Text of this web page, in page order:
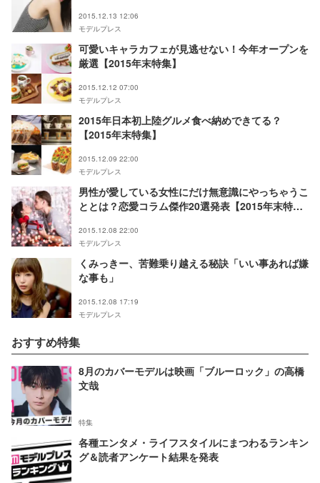
2015.12.13 12:06
モデルプレス
可愛いキャラカフェが見逃せない！今年オープンを
厳選【2015年末特集】
2015.12.12 07:00
モデルプレス
2015年日本初上陸グルメ食べ納めできてる？
【2015年末特集】
2015.12.09 22:00
モデルプレス
男性が愛している女性にだけ無意識にやっちゃうこ
ととは？恋愛コラム傑作20選発表【2015年末特
2015.12.08 22:00
モデルプレス
くみっきー、苦難乗り越える秘訣「いい事あれば嫌
な事も」
2015.12.08 17:19
モデルプレス
おすすめ特集
8月のカバーモデルは映画「ブルーロック」の高橋
文哉
特集
各種エンタメ・ライフスタイルにまつわるランキン
グ＆読者アンケート結果を発表